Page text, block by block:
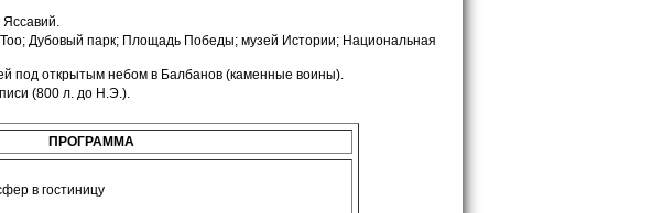
Дубовый парк; Площадь Победы; музей Истории; Национальная
под открытым небом в Балбанов (каменные воины).
(800 л. до Н.Э.).
ПРОГРАММА
в гостиницу